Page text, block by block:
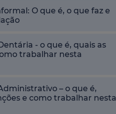
O que é, o que faz e
- o que é, quais as
trabalhar nesta
– o que é,
e como trabalhar nesta